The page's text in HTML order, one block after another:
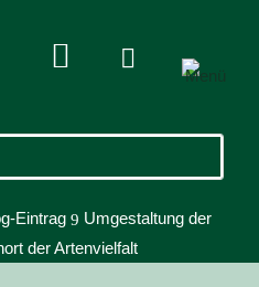
 
Eintrag 9 Umgestaltung der
der Artenvielfalt